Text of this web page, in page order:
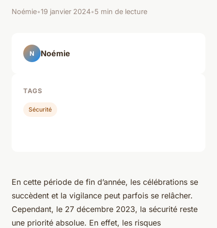
Noémie•19 janvier 2024•5 min de lecture
En cette période de fin d’année, les célébrations se
succèdent et la vigilance peut parfois se relâcher.
Cependant, le 27 décembre 2023, la sécurité reste
une priorité absolue. En effet, les risques
N Noémie
TAGS
Sécurité